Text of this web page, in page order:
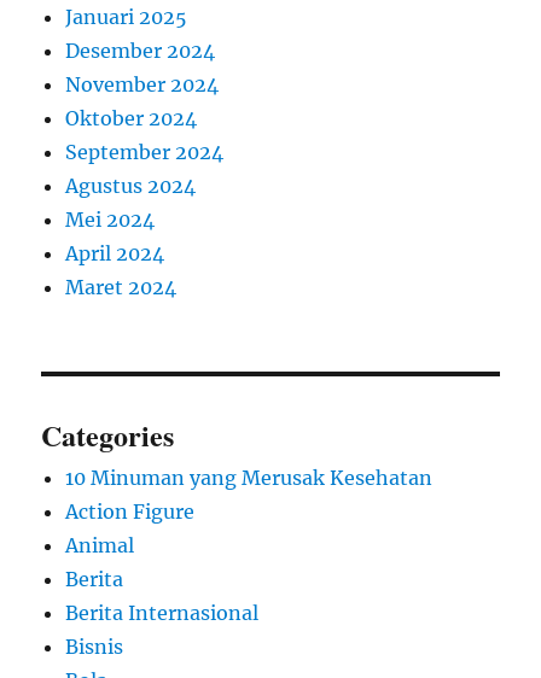
Januari 2025
Desember 2024
November 2024
Oktober 2024
September 2024
Agustus 2024
Mei 2024
April 2024
Maret 2024
Categories
10 Minuman yang Merusak Kesehatan
Action Figure
Animal
Berita
Berita Internasional
Bisnis